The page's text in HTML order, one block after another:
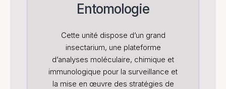
Entomologie
Cette unité dispose d’un grand
insectarium, une plateforme
d’analyses moléculaire, chimique et
immunologique pour la surveillance et
la mise en œuvre des stratégies de